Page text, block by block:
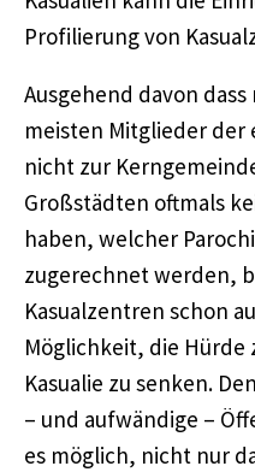
Profilierung von
Ausgehend davon
meisten Mitglieder der
nicht zur
Großstädten oftmals
haben, welcher
zugerechnet werden,
Kasualzentren schon
Möglichkeit, die
Kasualie zu senken.
– und aufwändige –
es möglich, nicht nur